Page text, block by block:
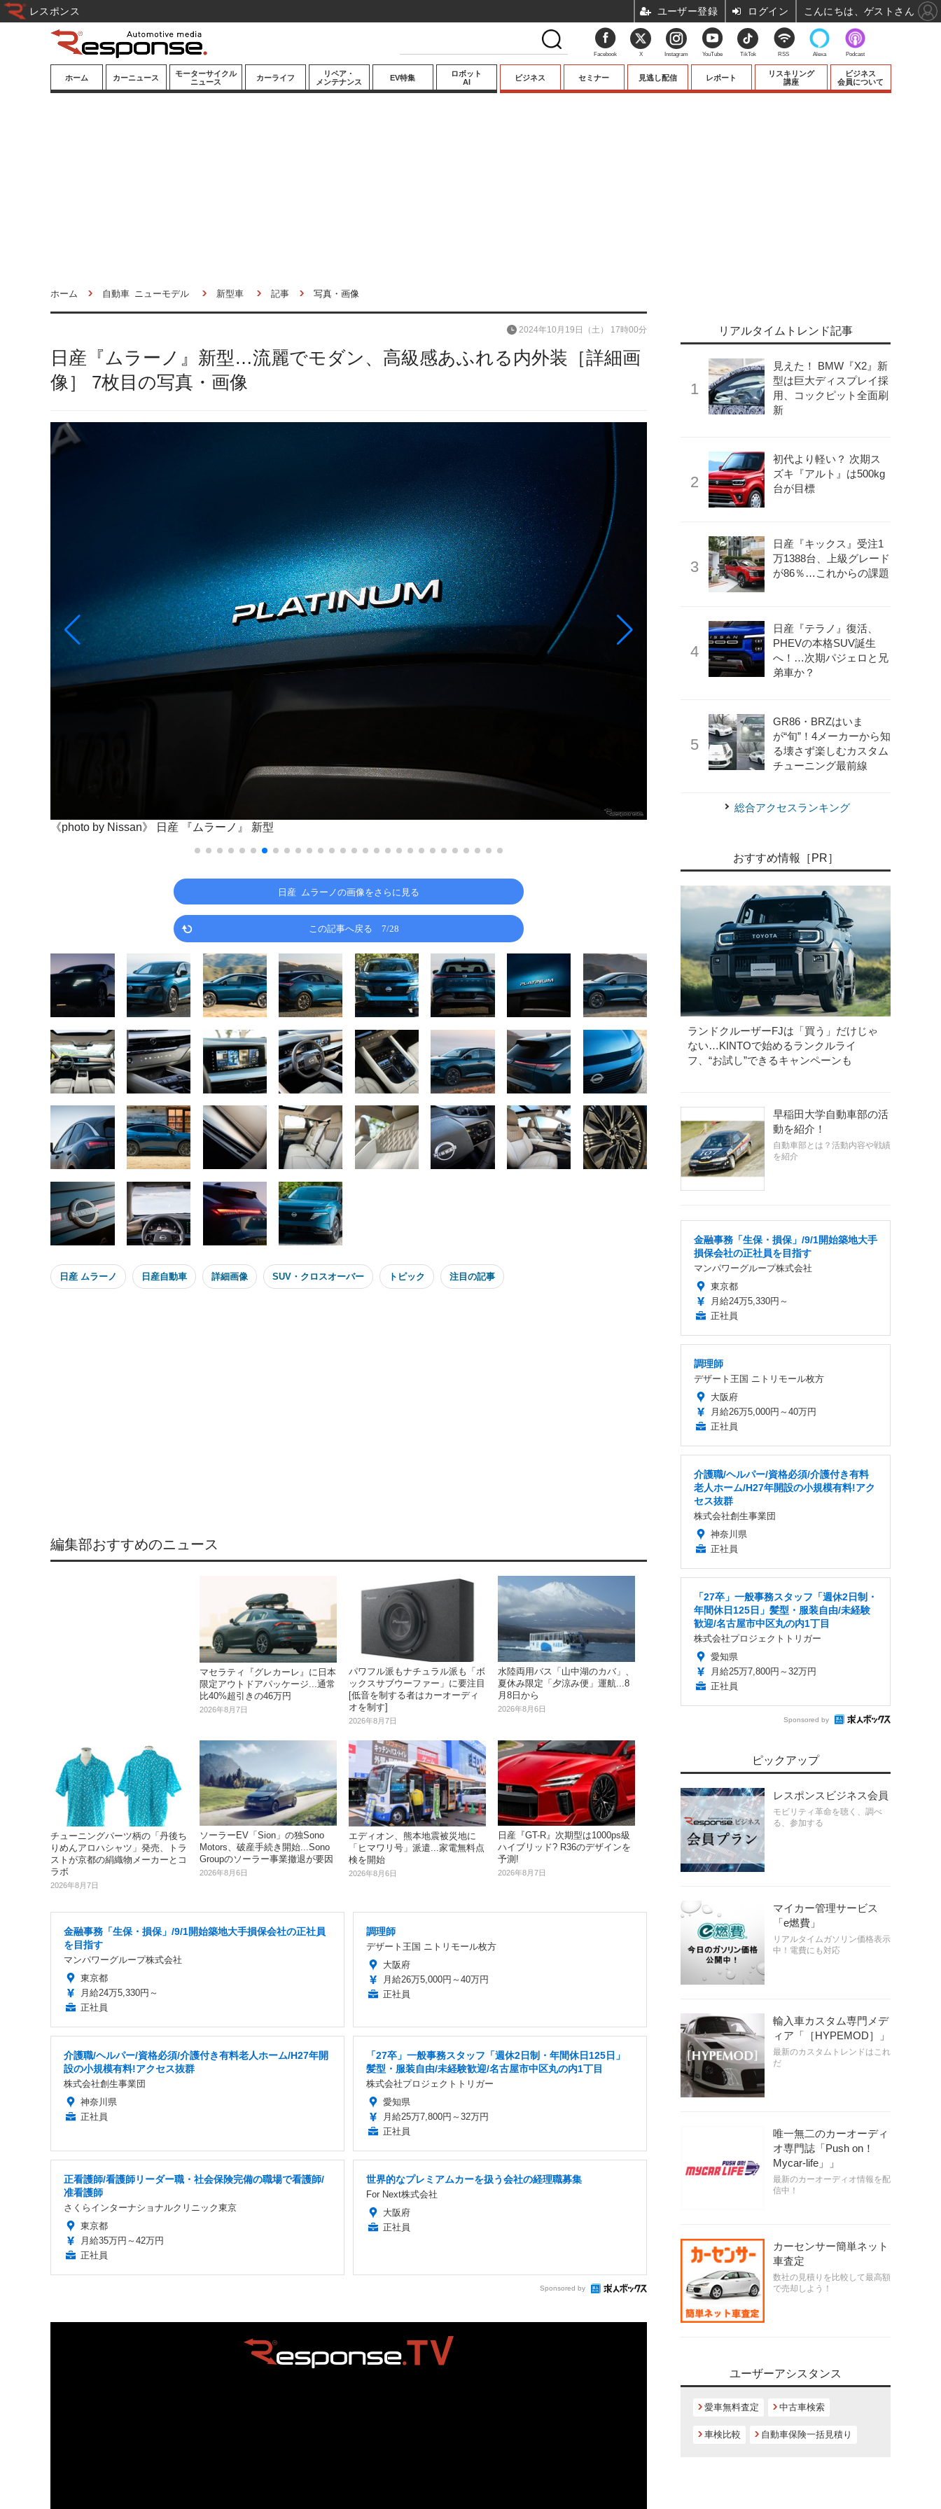
ホーム カーニュース
モーターサイクル
ニュース
カーライフ
リペア・
メンテナンス
EV特集
ロボット
AI
ビジネス セミナー 見逃し配信 レポート
リスキリング
講座
ビジネス
会員について
ホーム 自動車 ニューモデル 新型車 記事 写真・画像
日産『ムラーノ』新型…流麗でモダン、高級感あふれる内外装［詳細画
像］ 7枚目の写真・画像
2024年10月19日（土） 17時00分
《photo by Nissan》 日産 『ムラーノ』 新型
日産 ムラーノの画像をさらに見る
この記事へ戻る 7/28
日産 ムラーノ 日産自動車 詳細画像 SUV・クロスオーバー トピック 注目の記事
編集部おすすめのニュース
マセラティ『グレカーレ』に日本
限定アウトドアパッケージ...通常
比40%超引きの46万円
2026年8月7日
パワフル派もナチュラル派も「ボ
ックスサブウーファー」に要注目
[低音を制する者はカーオーディ
オを制す]
2026年8月7日
水陸両用バス「山中湖のカバ」、
夏休み限定「夕涼み便」運航...8
月8日から
2026年8月6日
チューニングパーツ柄の「丹後ち
りめんアロハシャツ」発売、トラ
ストが京都の絹織物メーカーとコ
ラボ
2026年8月7日
ソーラーEV「Sion」の独Sono
Motors、破産手続き開始...Sono
Groupのソーラー事業撤退が要因
2026年8月6日
エディオン、熊本地震被災地に
「ヒマワリ号」派遣...家電無料点
検を開始
2026年8月6日
日産『GT-R』次期型は1000ps級
ハイブリッド? R36のデザインを
予測!
2026年8月7日
金融事務「生保・損保」/9/1開始築地大手損保会社の正社員
を目指す
マンパワーグループ株式会社
東京都
月給24万5,330円～
正社員
調理師
デザート王国 ニトリモール枚方
大阪府
月給26万5,000円～40万円
正社員
介護職/ヘルパー/資格必須/介護付き有料老人ホーム/H27年開
設の小規模有料!アクセス抜群
株式会社創生事業団
神奈川県
正社員
「27卒」一般事務スタッフ「週休2日制・年間休日125日」
髪型・服装自由/未経験歓迎/名古屋市中区丸の内1丁目
株式会社プロジェクトトリガー
愛知県
月給25万7,800円～32万円
正社員
正看護師/看護師リーダー職・社会保険完備の職場で看護師/
准看護師
さくらインターナショナルクリニック東京
東京都
月給35万円～42万円
正社員
世界的なプレミアムカーを扱う会社の経理職募集
For Next株式会社
大阪府
正社員
Sponsored by
リアルタイムトレンド記事
見えた！ BMW『X2』新
型は巨大ディスプレイ採
用、コックピット全面刷
新
初代より軽い？ 次期ス
ズキ『アルト』は500kg
台が目標
日産『キックス』受注1
万1388台、上級グレード
が86％…これからの課題
日産『テラノ』復活、
PHEVの本格SUV誕生
へ！…次期パジェロと兄
弟車か？
GR86・BRZはいま
が“旬”！4メーカーから知
る壊さず楽しむカスタム
チューニング最前線
総合アクセスランキング
おすすめ情報［PR］
ランドクルーザーFJは「買う」だけじゃ
ない…KINTOで始めるランクルライ
フ、“お試し”できるキャンペーンも
早稲田大学自動車部の活
動を紹介！
自動車部とは？活動内容や戦績
を紹介
金融事務「生保・損保」/9/1開始築地大手
損保会社の正社員を目指す
マンパワーグループ株式会社
東京都
月給24万5,330円～
正社員
調理師
デザート王国 ニトリモール枚方
大阪府
月給26万5,000円～40万円
正社員
介護職/ヘルパー/資格必須/介護付き有料
老人ホーム/H27年開設の小規模有料!アク
セス抜群
株式会社創生事業団
神奈川県
正社員
「27卒」一般事務スタッフ「週休2日制・
年間休日125日」髪型・服装自由/未経験
歓迎/名古屋市中区丸の内1丁目
株式会社プロジェクトトリガー
愛知県
月給25万7,800円～32万円
正社員
Sponsored by
ピックアップ
レスポンスビジネス会員
モビリティ革命を聴く、調べ
る、参加する
マイカー管理サービス
「e燃費」
リアルタイムガソリン価格表示
中！電費にも対応
輸入車カスタム専門メデ
ィア「［HYPEMOD］」
最新のカスタムトレンドはこれ
だ
唯一無二のカーオーディ
オ専門誌「Push on！
Mycar-life」」
最新のカーオーディオ情報を配
信中！
カーセンサー簡単ネット
車査定
数社の見積りを比較して最高額
で売却しよう！
ユーザーアシスタンス
愛車無料査定 中古車検索
車検比較 自動車保険一括見積り
Facebook X Instagram YouTube TikTok RSS Alexa Podcast
レスポンス ユーザー登録 ログイン こんにちは、ゲストさん